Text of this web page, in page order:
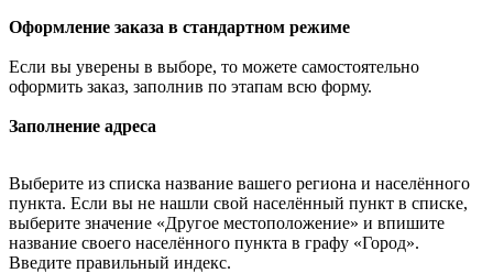
Оформление заказа в стандартном режиме
Если вы уверены в выборе, то можете самостоятельно
оформить заказ, заполнив по этапам всю форму.
Заполнение адреса
Выберите из списка название вашего региона и населённого
пункта. Если вы не нашли свой населённый пункт в списке,
выберите значение «Другое местоположение» и впишите
название своего населённого пункта в графу «Город».
Введите правильный индекс.